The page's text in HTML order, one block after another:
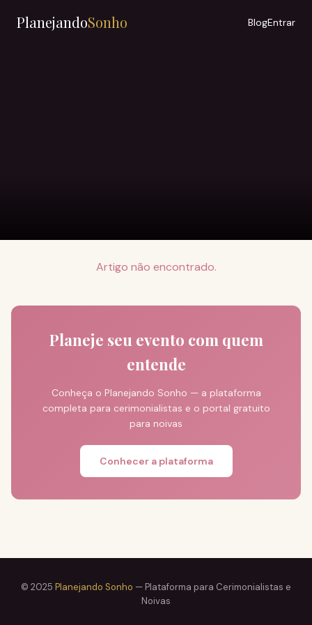
PlanejandoSonho BlogEntrar
Artigo não encontrado.
Planeje seu evento com quem
entende
Conheça o Planejando Sonho — a plataforma
completa para cerimonialistas e o portal gratuito
para noivas
Conhecer a plataforma
© 2025 Planejando Sonho — Plataforma para Cerimonialistas e
Noivas